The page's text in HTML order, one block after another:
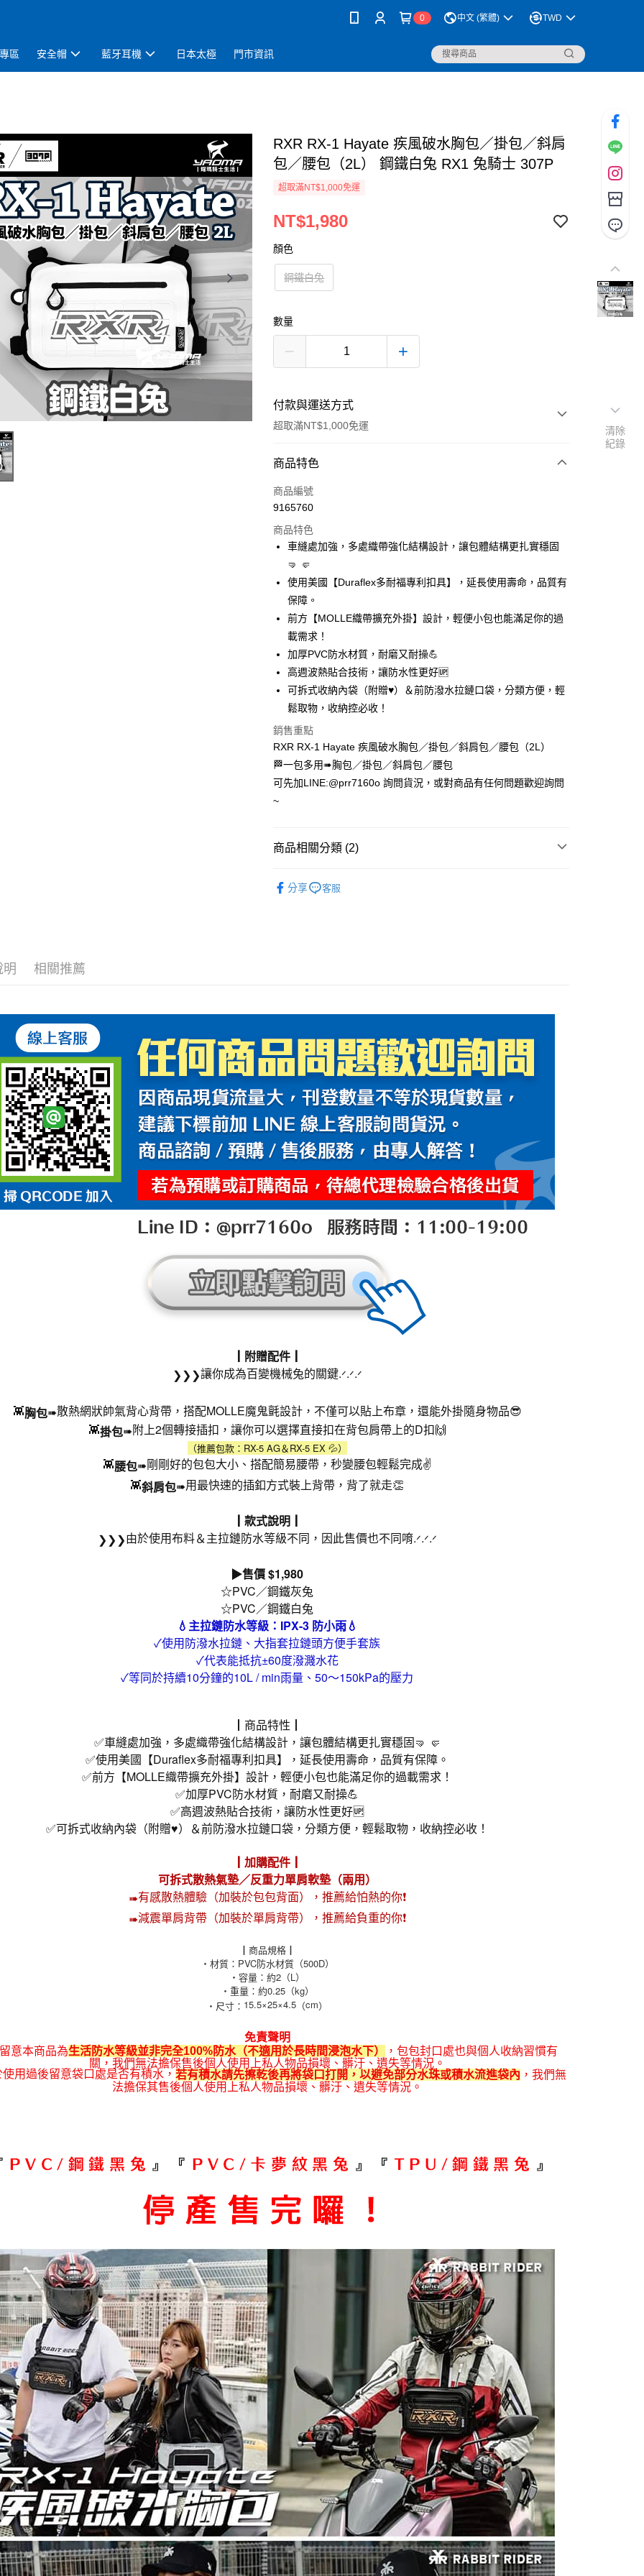
0 中文 (繁體) TWD
區 安全帽 藍牙耳機 日本太極 門市資訊
RXR RX-1 Hayate 疾風破水胸包／掛包／斜肩
包／腰包（2L） 鋼鐵白兔 RX1 兔騎士 307P
超取滿NT$1,000免運
NT$1,980
顏色
鋼鐵白兔
數量
付款與運送方式
超取滿NT$1,000免運
付款方式
信用卡一次付款
Apple Pay
ATM付款
運送方式
全家取貨付款(安全帽一頂以上請選宅配)
每筆NT$60，滿NT$1,000(含以上)免運費
7-11取貨付款(安全帽一頂以上請選宅配)
每筆NT$60，滿NT$1,000(含以上)免運費
宅配
每筆NT$100，滿NT$1,000(含以上)免運費
商品特色
商品編號
9165760
商品特色
車縫處加強，多處織帶強化結構設計，讓包體結構更扎實穩固
🤜 🤛
使用美國【Duraflex多耐福專利扣具】，延長使用壽命，品質有
保障。
前方【MOLLE織帶擴充外掛】設計，輕便小包也能滿足你的過
載需求！
加厚PVC防水材質，耐磨又耐操💪
高週波熱貼合技術，讓防水性更好🆙
可拆式收納內袋（附贈♥）＆前防潑水拉鏈口袋，分類方便，輕
鬆取物，收納控必收！
銷售重點
RXR RX-1 Hayate 疾風破水胸包／掛包／斜肩包／腰包（2L）
🏁一包多用➠胸包／掛包／斜肩包／腰包
可先加LINE:@prr7160o 詢問貨況，或對商品有任何問題歡迎詢問
~
商品相關分類 (2)
分享 客服
明 相關推薦
┃附贈配件┃
❯❯❯讓你成為百變機械兔的關鍵.ᐟ.ᐟ.ᐟ
👾胸包➠散熱網狀帥氣背心背帶，搭配MOLLE魔鬼氈設計，不僅可以貼上布章，還能外掛隨身物品😎
👾掛包➠附上2個轉接插扣，讓你可以選擇直接扣在背包肩帶上的D扣🙌
（推薦包款：RX-5 AG＆RX-5 EX 💦）
👾腰包➠剛剛好的包包大小、搭配簡易腰帶，秒變腰包輕鬆完成✌️
👾斜肩包➠用最快速的插釦方式裝上背帶，背了就走👏
┃款式說明┃
❯❯❯由於使用布料＆主拉鏈防水等級不同，因此售價也不同唷.ᐟ.ᐟ.ᐟ
▶售價 $1,980
☆PVC／鋼鐵灰兔
☆PVC／鋼鐵白兔
💧主拉鏈防水等級：IPX-3 防小雨💧
✓使用防潑水拉鏈、大指套拉鏈頭方便手套族
✓代表能抵抗±60度潑濺水花
✓等同於持續10分鐘的10L / min雨量、50～150kPa的壓力
┃商品特性┃
✅車縫處加強，多處織帶強化結構設計，讓包體結構更扎實穩固🤜 🤛
✅使用美國【Duraflex多耐福專利扣具】，延長使用壽命，品質有保障。
✅前方【MOLLE織帶擴充外掛】設計，輕便小包也能滿足你的過載需求！
✅加厚PVC防水材質，耐磨又耐操💪
✅高週波熱貼合技術，讓防水性更好🆙
✅可拆式收納內袋（附贈♥）＆前防潑水拉鏈口袋，分類方便，輕鬆取物，收納控必收！
┃加購配件┃
可拆式散熱氣墊／反重力單肩軟墊（兩用）
➠有感散熱體驗（加裝於包包背面），推薦給怕熱的你❗
➠減震單肩背帶（加裝於單肩背帶），推薦給負重的你❗
┃商品規格┃
・材質：PVC防水材質（500D）
・容量：約2（L）
・重量：約0.25（kg）
‧尺寸： 15.5×25×4.5 （cm）
免責聲明
意本商品為生活防水等級並非完全100%防水（不適用於長時間浸泡水下）
，包包封口處也與個人收納習慣有
關，我們無法擔保售後個人使用上私人物品損壞、髒汙、遺失等情況。
用過後留意袋口處是否有積水， 若有積水請先擦乾後再將袋口打開，以避免部分水珠或積水流進袋內 ，我們無
法擔保其售後個人使用上私人物品損壞、髒汙、遺失等情況。
清除
紀錄